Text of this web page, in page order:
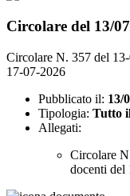
Circolare del 13/
Circolare N. 357 del
17-07-2026
Pubblicato il: 13/
Tipologia: Tutto
Allegati:
Circolare
docenti del